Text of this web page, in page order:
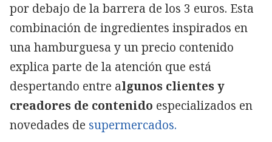
por debajo de la barrera de los 3 euros. Esta
combinación de ingredientes inspirados en
una hamburguesa y un precio contenido
explica parte de la atención que está
despertando entre algunos clientes y
creadores de contenido especializados en
novedades de supermercados.